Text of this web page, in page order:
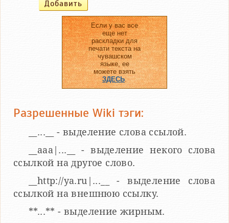
Если у вас все
еще нет
раскладки для
печати текста на
чувашском
языке, ее
можете взять
ЗДЕСЬ.
Разрешенные Wiki тэги:
__...__ - выделение слова ссылой.
__aaa|...__ - выделение некого слова
ссылкой на другое слово.
__http://ya.ru|...__ - выделение слова
ссылкой на внешнюю ссылку.
**...** - выделение жирным.